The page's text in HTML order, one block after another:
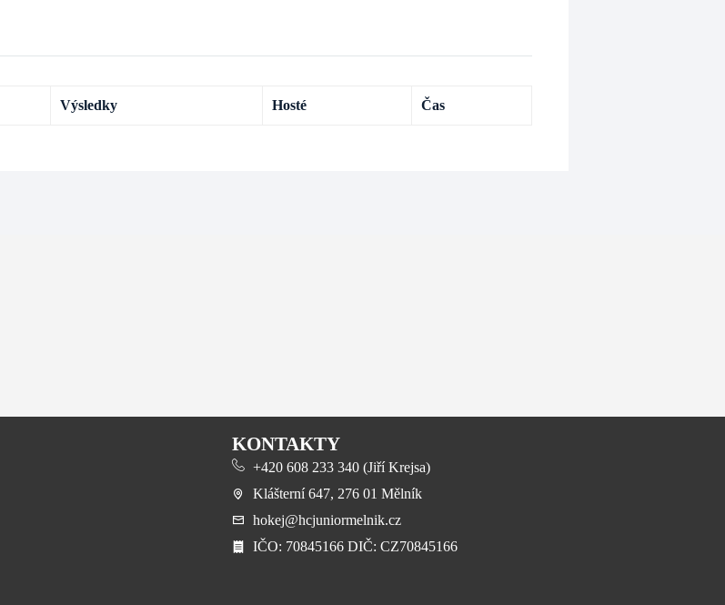
Výsledky Hosté Čas
KONTAKTY
+420 608 233 340 (Jiří Krejsa)
Klášterní 647, 276 01 Mělník
hokej@hcjuniormelnik.cz
​IČO: 70845166 DIČ: CZ70845166